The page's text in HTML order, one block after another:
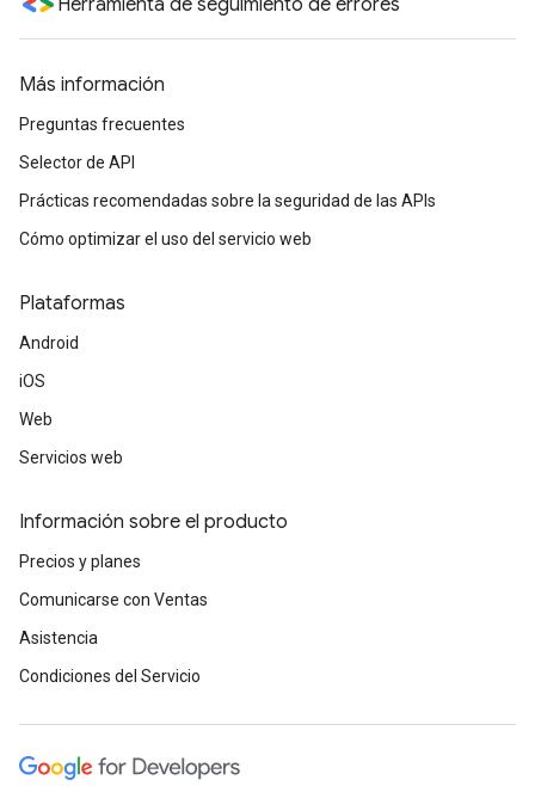
Herramienta de seguimiento de errores
Más información
Preguntas frecuentes
Selector de API
Prácticas recomendadas sobre la seguridad de las APIs
Cómo optimizar el uso del servicio web
Plataformas
Android
iOS
Web
Servicios web
Información sobre el producto
Precios y planes
Comunicarse con Ventas
Asistencia
Condiciones del Servicio